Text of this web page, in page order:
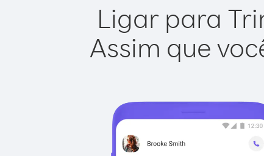
Ligar para
Assim que